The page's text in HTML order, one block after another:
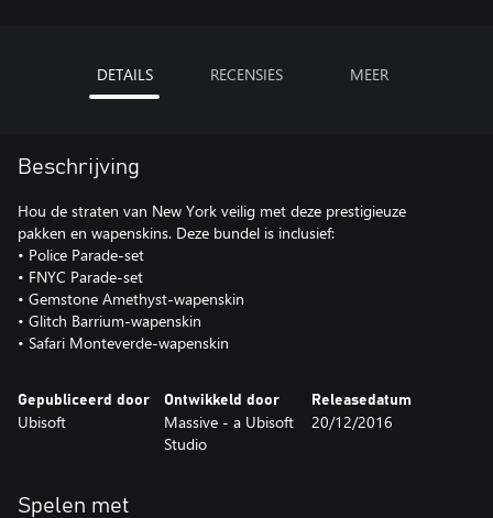
DETAILS RECENSIES MEER
Beschrijving
Hou de straten van New York veilig met deze prestigieuze
pakken en wapenskins. Deze bundel is inclusief:
• Police Parade-set
• FNYC Parade-set
• Gemstone Amethyst-wapenskin
• Glitch Barrium-wapenskin
• Safari Monteverde-wapenskin
Gepubliceerd door
Ubisoft
Ontwikkeld door
Massive - a Ubisoft
Studio
Releasedatum
20/12/2016
Spelen met